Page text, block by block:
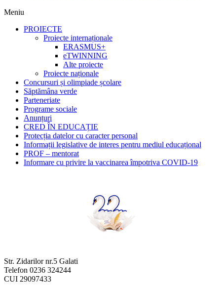
Meniu
PROIECTE
Proiecte internaționale
ERASMUS+
eTWINNING
Alte proiecte
Proiecte naționale
Concursuri și olimpiade școlare
Săptămâna verde
Parteneriate
Programe sociale
Anunțuri
CRED ÎN EDUCAȚIE
Protecția datelor cu caracter personal
Informații legislative de interes pentru mediul educațional
PROF – mentorat
Informare cu privire la vaccinarea împotriva COVID-19
Str. Zidarilor nr.5 Galati
Telefon 0236 324244
CUI 29097433